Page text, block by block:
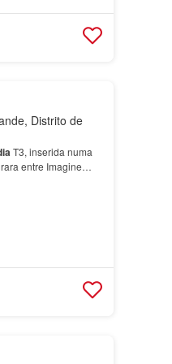
Distrito de
T3, inserida numa
entre Imagine
p…